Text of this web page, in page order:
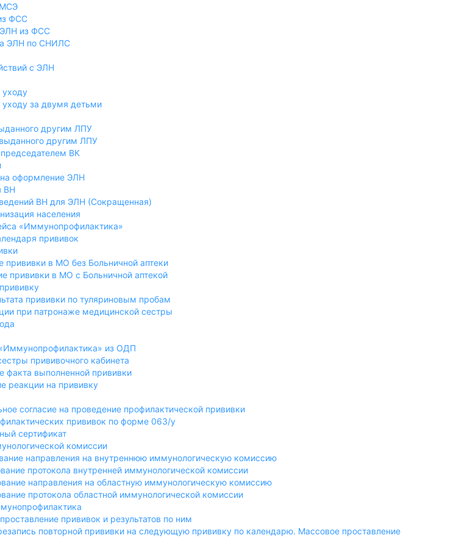
ФСС
ЭЛН из ФСС
ЭЛН по СНИЛС
с ЭЛН
уходу
за двумя детьми
другим ЛПУ
другим ЛПУ
ВК
на оформление ЭЛН
ВН
ВН для ЭЛН (Сокращенная)
населения
«Иммунопрофилактика»
прививок
прививки в МО без Больничной аптеки
прививки в МО с Больничной аптекой
прививки по туляриновым пробам
при патронаже медицинской сестры
из ОДП
прививочного кабинета
факта выполненной прививки
реакции на прививку
согласие на проведение профилактической прививки
прививок по форме 063/у
сертификат
комиссии
направления на внутреннюю иммунологическую комиссию
протокола внутренней иммунологической комиссии
направления на областную иммунологическую комиссию
протокола областной иммунологической комиссии
прививок и результатов по ним
повторной прививки на следующую прививку по календарю. Массовое проставление